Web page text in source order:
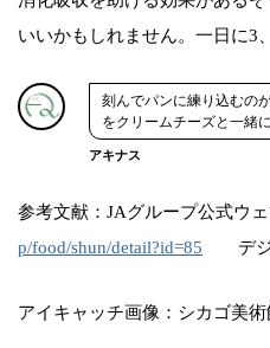
いいかもしれません。一日に3
刻んでパンに練り込むの
をクリームチーズと一緒
アキナス
参考文献：JAグループ公式ウェ
p/food/shun/detail?id=85 デジ
アイキャッチ画像：シカゴ美術